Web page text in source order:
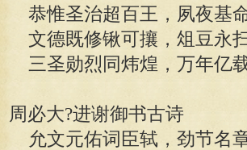
恭惟圣治超百王，夙夜基
文德既修锹可攘，俎豆永
三圣勋烈同炜煌，万年亿
周必大?进谢御书古诗
允文元佑词臣轼，劲节名